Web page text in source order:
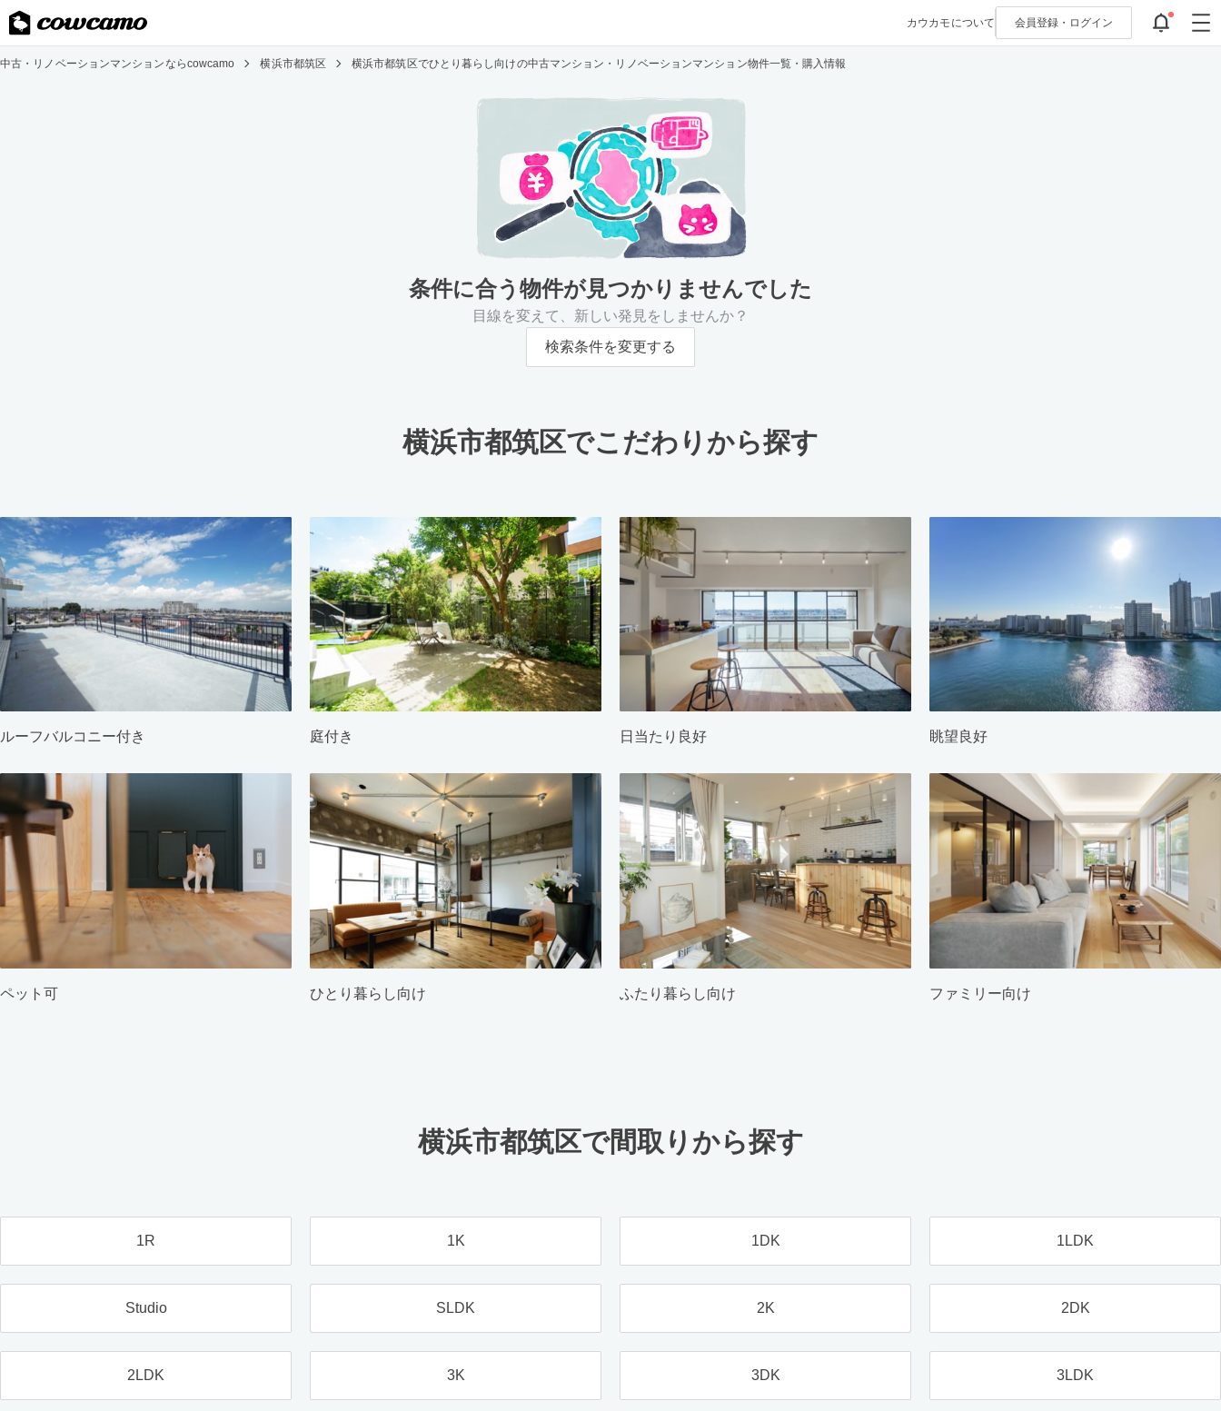
カウカモについて 会員登録・ ログイン
中古・リノベーションマンションならcowcamo 横浜市都筑区 横浜市都筑区でひとり暮らし向けの中古マンション・リノベーションマンション物件一覧・購入情報
条件に合う物件が見つかりませんでした
目線を変えて、新しい発見をしませんか？
検索条件を変更する
横浜市都筑区でこだわりから探す
ルーフバルコニー付き 庭付き 日当たり良好 眺望良好
ペット可 ひとり暮らし向け ふたり暮らし向け ファミリー向け
横浜市都筑区で間取りから探す
1R 1K 1DK 1LDK
Studio SLDK 2K 2DK
2LDK 3K 3DK 3LDK